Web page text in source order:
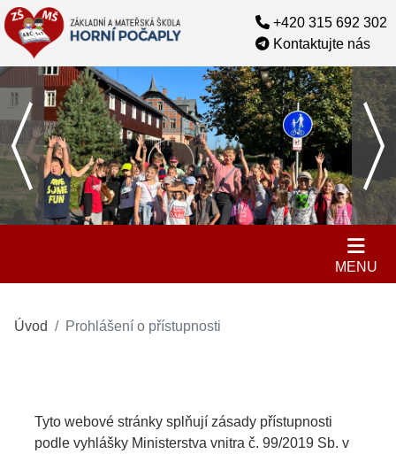
+420 315 692 302
Kontaktujte nás
MENU
Úvod Prohlášení o přístupnosti
Tyto webové stránky splňují zásady přístupnosti
podle vyhlášky Ministerstva vnitra č. 99/2019 Sb. v